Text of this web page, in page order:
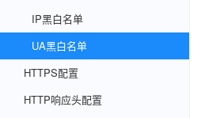
IP黑白名单
UA黑白名单
HTTPS配置
HTTP响应头配置